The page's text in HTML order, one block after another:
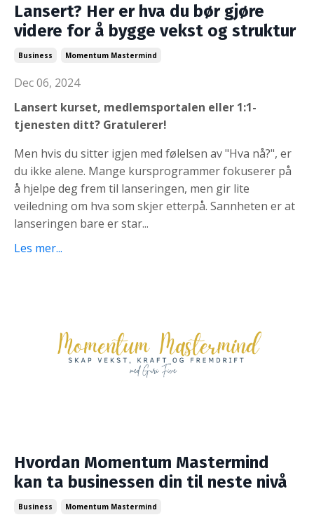
Lansert? Her er hva du bør gjøre
videre for å bygge vekst og struktur
Business Momentum Mastermind
Dec 06, 2024
Lansert kurset, medlemsportalen eller 1:1-
tjenesten ditt? Gratulerer!
Men hvis du sitter igjen med følelsen av "Hva nå?", er
du ikke alene. Mange kursprogrammer fokuserer på
å hjelpe deg frem til lanseringen, men gir lite
veiledning om hva som skjer etterpå. Sannheten er at
lanseringen bare er star...
Les mer...
Hvordan Momentum Mastermind
kan ta businessen din til neste nivå
Business Momentum Mastermind